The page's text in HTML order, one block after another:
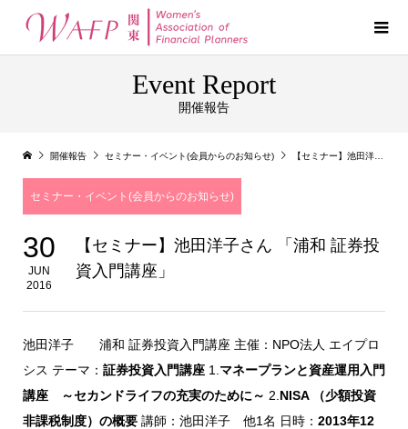
Event Report
開催報告
開催報告 セミナー・イベント(会員からのお知らせ) 【セミナー】池田洋子さん 「浦和 証券投資入門講座」
セミナー・イベント(会員からのお知らせ)
30
JUN
2016
【セミナー】池田洋子さん 「浦和 証券投
資入門講座」
池田洋子 浦和 証券投資入門講座 主催：NPO法人 エイプロ
シス テーマ： 証券投資入門講座1. マネープランと資産運用入門
講座
～セカンドライフの充実のために～ 2. NISA （少額投資
非課税制度）の概要講師：池田洋子 他1名 日時： 2013年12